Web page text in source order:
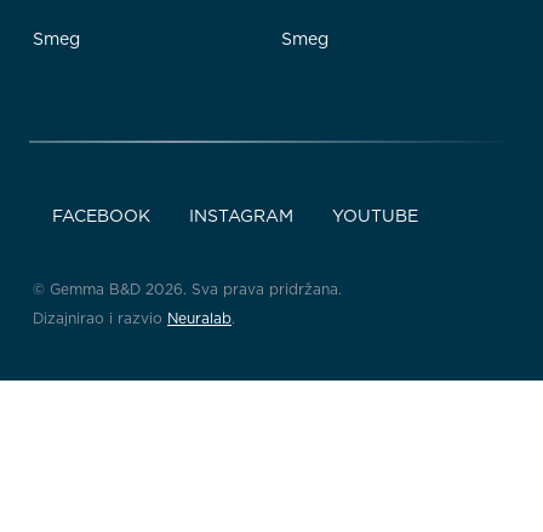
Smeg Smeg
FACEBOOK INSTAGRAM YOUTUBE
© Gemma B&D 2026. Sva prava pridržana.
Dizajnirao i razvio Neuralab.